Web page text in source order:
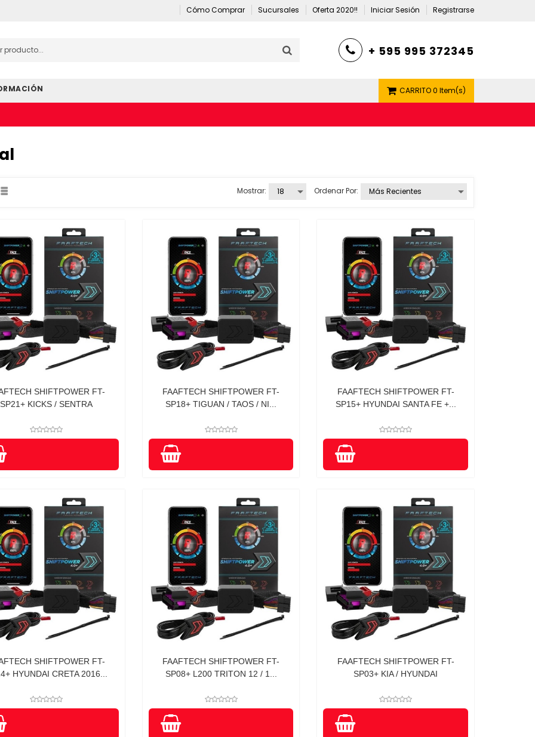
Cómo Comprar Sucursales Oferta 2020!! Iniciar Sesión Registrarse
+ 595 995 372345
CARRITO0 Item(s)
Mostrar: Ordenar Por:
SHIFTPOWER FT-
SP21+ KICKS / SENTRA
FAAFTECH SHIFTPOWER FT-
SP18+ TIGUAN / TAOS / NI...
FAAFTECH SHIFTPOWER FT-
SP15+ HYUNDAI SANTA FE +...
SHIFTPOWER FT-
HYUNDAI CRETA 2016...
FAAFTECH SHIFTPOWER FT-
SP08+ L200 TRITON 12 / 1...
FAAFTECH SHIFTPOWER FT-
SP03+ KIA / HYUNDAI